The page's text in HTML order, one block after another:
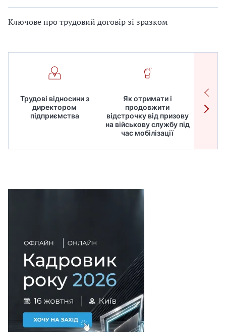
Ключове про трудовий договір зі зразком
Трудові відносини з
директором
підприємства
Як отримати і
продовжити
відстрочку від призову
на військову службу під
час мобілізації